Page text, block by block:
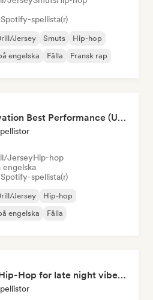
spellista(r)
Jersey Smuts
Hip-hop
engelska Fälla Fransk rap
Sport Motivation Best Performance (Uniside Digital)
JerseyHip-hop
engelska
spellista(r)
Jersey
Hip-hop
engelska Fälla
RapStars - Hip-Hop for late night vibes (by Music Outsider)